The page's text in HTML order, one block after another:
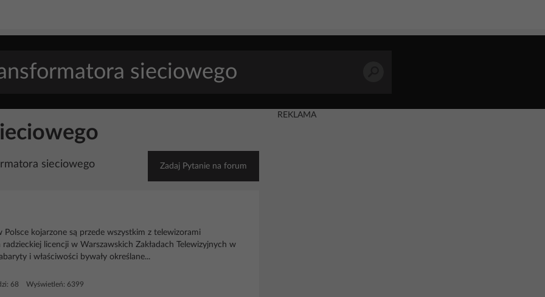
sieciowego Zadaj Pytanie na forum
kojarzone są przede wszystkim z telewizorami
licencji w Warszawskich Zakładach Telewizyjnych w
i właściwości bywały określane...
68 Wyświetleń: 6399
REKLAMA